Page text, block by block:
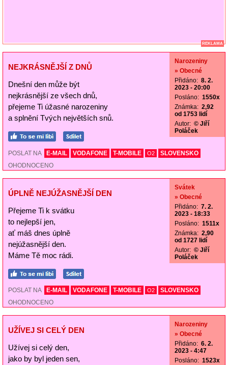
REKLAMA
NEJKRÁSNĚJŠÍ Z DNŮ
Dnešní den může být
nejkrásnější ze všech dnů,
přejeme Ti úžasné narozeniny
a splnění Tvých největších snů.
Narozeniny
» Obecné
Přidáno: 8. 2.
2023 - 20:00
Posláno: 1550x
Známka: 2,92
od 1753 lidí
Autor: © Jiří
Poláček
POSLAT NA E-MAIL VODAFONE T-MOBILE O2
SLOVENSKO
OHODNOCENO
ÚPLNĚ NEJÚŽASNĚJŠÍ DEN
Přejeme Ti k svátku
to nejlepší jen,
ať máš dnes úplně
nejúžasnější den.
Máme Tě moc rádi.
Svátek
» Obecné
Přidáno: 7. 2.
2023 - 18:33
Posláno: 1511x
Známka: 2,90
od 1727 lidí
Autor: © Jiří
Poláček
POSLAT NA E-MAIL VODAFONE T-MOBILE O2
SLOVENSKO
OHODNOCENO
UŽÍVEJ SI CELÝ DEN
Užívej si celý den,
jako by byl jeden sen,
Narozeniny
» Obecné
Přidáno: 6. 2.
2023 - 4:47
Posláno: 1523x